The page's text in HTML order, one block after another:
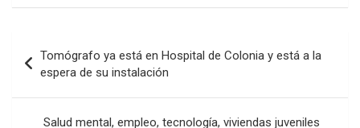
ce
o
o
k
tt at
A
p
p
ke
n
m
ar
tir
de
entradas
Tomógrafo ya está en Hospital de Colonia y está a la
espera de su instalación
Salud mental, empleo, tecnología, viviendas juveniles